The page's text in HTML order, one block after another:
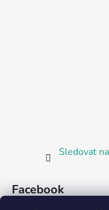
Sledovat
Facebook